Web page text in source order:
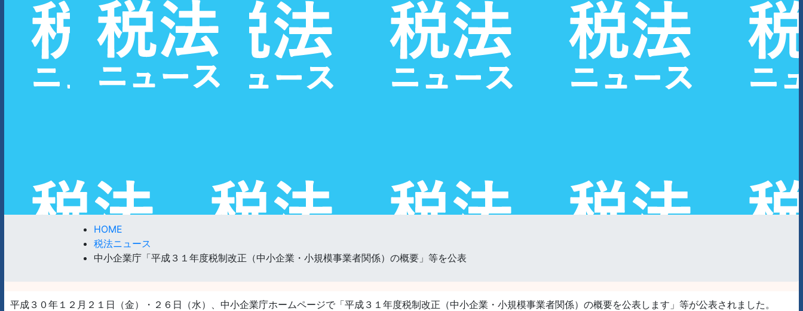
HOME
税法ニュース
中小企業庁「平成３１年度税制改正（中小企業・小規模事業者関係）の概要」等を公表
平成３０年１２月２１日（金）・２６日（水）、中小企業庁ホームページで「平成３１年度税制改正（中小企業・小規模事業者関係）の概要を公表します」等が公表されました。